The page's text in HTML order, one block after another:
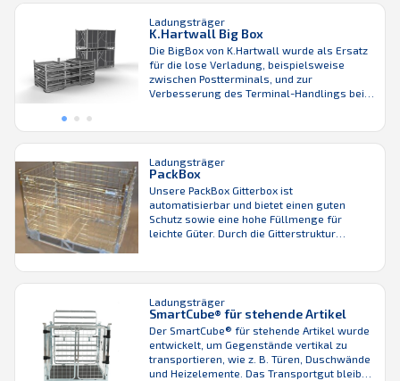
faltbaren HPD-Gitterboxen zeichnen sich
durch einen hohen Füllungsgrad aus und
sind für automatisierte Prozesse ausgelegt.
Wie alle Gitterboxen von K.Hartwall ...
Ladungsträger
K.Hartwall Big Box
Die BigBox von K.Hartwall wurde als Ersatz
für die lose Verladung, beispielsweise
zwischen Postterminals, und zur
Verbesserung des Terminal-Handlings bei
dieser Gitterbox bietet folgende Vorteile:
Begehbarkeit Platzersparnis im Lager und
beim Transport Maximierte
Innenabmessungen dank der dünnen und
gleichzeitig starken Wandkonstruktion
Ladungsträger
PackBox
Unsere PackBox Gitterbox ist
automatisierbar und bietet einen guten
Schutz sowie eine hohe Füllmenge für
leichte Güter. Durch die Gitterstruktur
leicht zu reinigen und hat keine versteckten
Gesamtbetriebskosten ist sie gerade für
Anwendungen in der Lebensmittelindustrie
die richtige ...
Ladungsträger
SmartCube® für stehende Artikel
Der SmartCube® für stehende Artikel wurde
entwickelt, um Gegenstände vertikal zu
transportieren, wie z. B. Türen, Duschwände
und Heizelemente. Das Transportgut bleibt